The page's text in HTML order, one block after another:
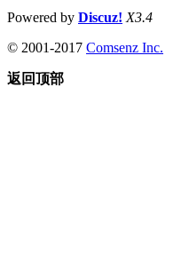
Powered by Discuz! X3.4
© 2001-2017 Comsenz Inc.
返回顶部